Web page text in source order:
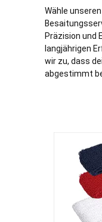
Wähle
Präzision und
langjährigen
wir zu, dass
abgestimmt